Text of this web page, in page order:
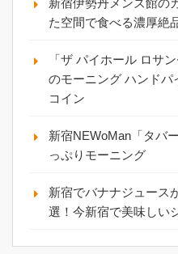
新宿伊勢丹メンズ館の
た空間で食べる濃厚絶
「ザ パイホール ロサ
のモーニング ハンドパ
コイン
新宿NEWoMan「タバ
っぷりモーニング
新宿でバナナジュース
選！今新宿で美味しい